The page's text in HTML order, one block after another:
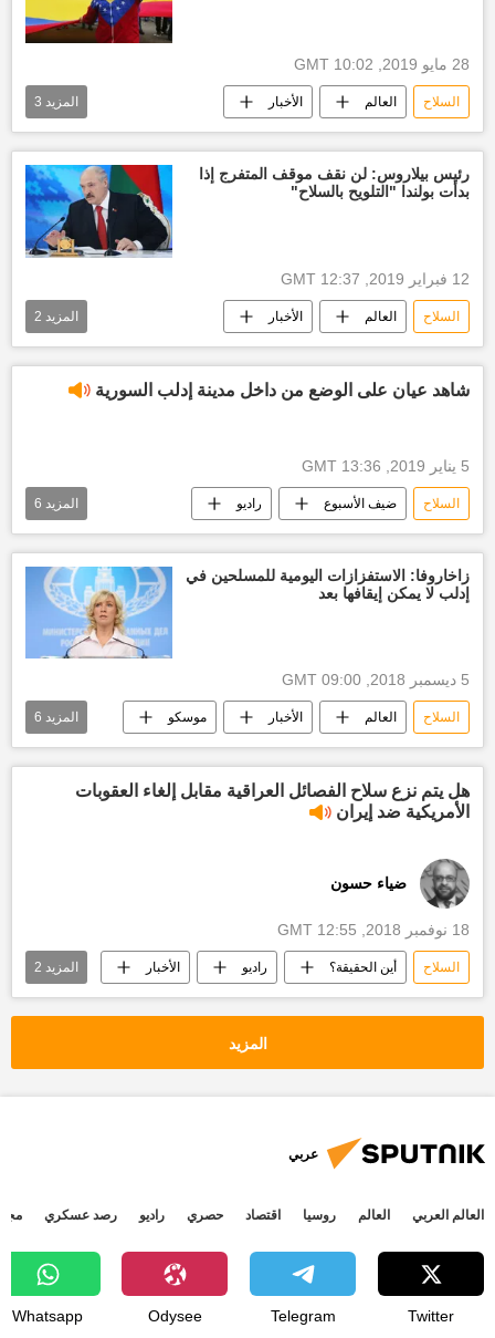
28 مايو 2019, 10:02 GMT
السلاح العالم الأخبار
الولايات المتحدة الأمريكية أخبار فنزويلا
نيكولاس مادورو
المزيد 3
رئيس بيلاروس: لن نقف موقف المتفرج إذا
بدأت بولندا "التلويح بالسلاح"
12 فبراير 2019, 12:37 GMT
السلاح العالم الأخبار
أخبار بيلاروسيا اليوم بولندا
المزيد 2
شاهد عيان على الوضع من داخل مدينة إدلب السورية
5 يناير 2019, 13:36 GMT
السلاح ضيف الأسبوع راديو
أخبار إدلب تصالح المسلحين
عصابات شاهد إرهابيون
المزيد 6
زاخاروفا: الاستفزازات اليومية للمسلحين في
إدلب لا يمكن إيقافها بعد
5 ديسمبر 2018, 09:00 GMT
السلاح العالم الأخبار موسكو
الخارجية الروسية فلاديمير بوتين
أخبار إدلب المعارضة الإرهابيين
رجب طيب أردوغان
المزيد 6
هل يتم نزع سلاح الفصائل العراقية مقابل إلغاء العقوبات
الأمريكية ضد إيران
ضياء حسون
18 نوفمبر 2018, 12:55 GMT
السلاح أين الحقيقة؟ راديو الأخبار
القوات الأمريكية أخبار إيران
المزيد 2
المزيد
عربي
العالم العربي العالم روسيا اقتصاد حصري راديو رصد عسكري
Twitter
Telegram
Odysee
Whatsapp